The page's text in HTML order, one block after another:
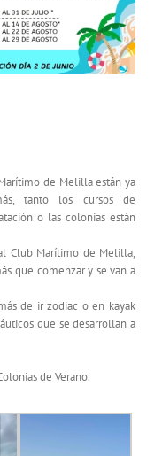
de Melilla están ya
tanto los cursos de
o las colonias están
Club Marítimo de Melilla,
que comenzar y se van a
de ir zodiac o en kayak
que se desarrollan a
de Verano.